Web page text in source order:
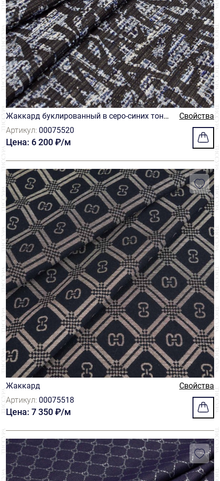
Жаккард буклированный в серо-синих тонах
с оригинальными надписями и рисунками г
рафитового цвета
Свойства
Артикул: 00075520
Цена: 6 200 ₽/м
Жаккард
Свойства
Артикул: 00075518
Цена: 7 350 ₽/м